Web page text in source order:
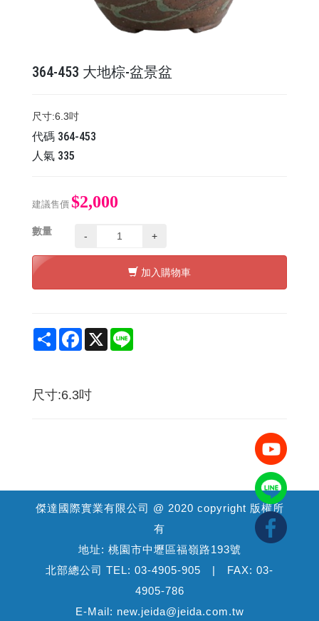
364-453 大地棕-盆景盆
尺寸:6.3吋
代碼 364-453
人氣 335
建議售價 $2,000
數量 - +
加入購物車
Share Facebook
X
尺寸:6.3吋
傑達國際實業有限公司 @ 2020 copyright 版權所
有
地址: 桃園市中壢區福嶺路193號
北部總公司 TEL: 03-4905-905 | FAX: 03-
4905-786
E-Mail: new.jeida@jeida.com.tw